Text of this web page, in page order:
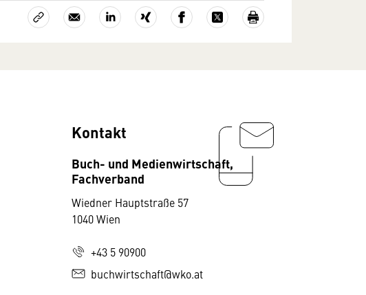
Kontakt
Buch- und Medienwirtschaft,
Fachverband
Wiedner Hauptstraße 57
1040 Wien
+43 5 90900
buchwirtschaft@wko.at